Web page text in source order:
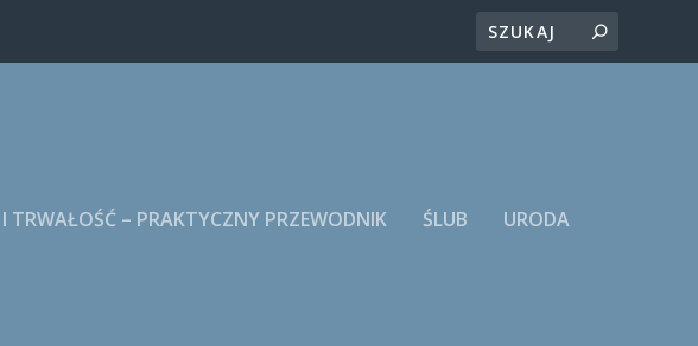
TRWAŁOŚĆ – PRAKTYCZNY PRZEWODNIK ŚLUB URODA